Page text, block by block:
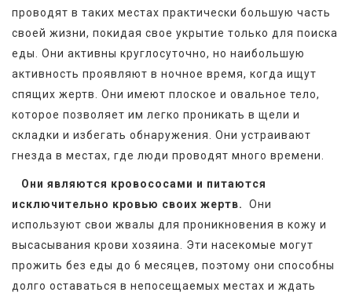
проводят в таких местах практически большую часть
своей жизни, покидая свое укрытие только для поиска
еды. Они активны круглосуточно, но наибольшую
активность проявляют в ночное время, когда ищут
спящих жертв. Они имеют плоское и овальное тело,
которое позволяет им легко проникать в щели и
складки и избегать обнаружения. Они устраивают
гнезда в местах, где люди проводят много времени.
Они являются кровососами и питаются
исключительно кровью своих жертв.
Они
используют свои жвалы для проникновения в кожу и
высасывания крови хозяина. Эти насекомые могут
прожить без еды до 6 месяцев, поэтому они способны
долго оставаться в непосещаемых местах и ждать